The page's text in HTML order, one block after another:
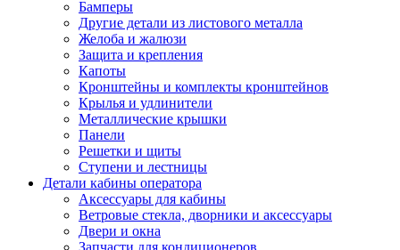
Бамперы
Другие детали из листового металла
Желоба и жалюзи
Защита и крепления
Капоты
Кронштейны и комплекты кронштейнов
Крылья и удлинители
Металлические крышки
Панели
Решетки и щиты
Ступени и лестницы
Детали кабины оператора
Аксессуары для кабины
Ветровые стекла, дворники и аксессуары
Двери и окна